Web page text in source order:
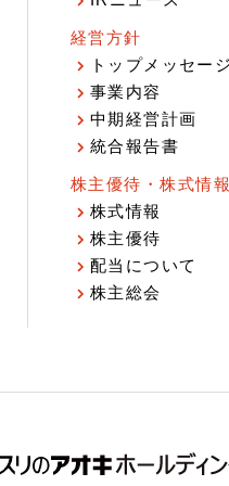
経営方針
トップメッセージ
事業内容
中期経営計画
統合報告書
株主優待・株式情報
株式情報
株主優待
配当について
株主総会